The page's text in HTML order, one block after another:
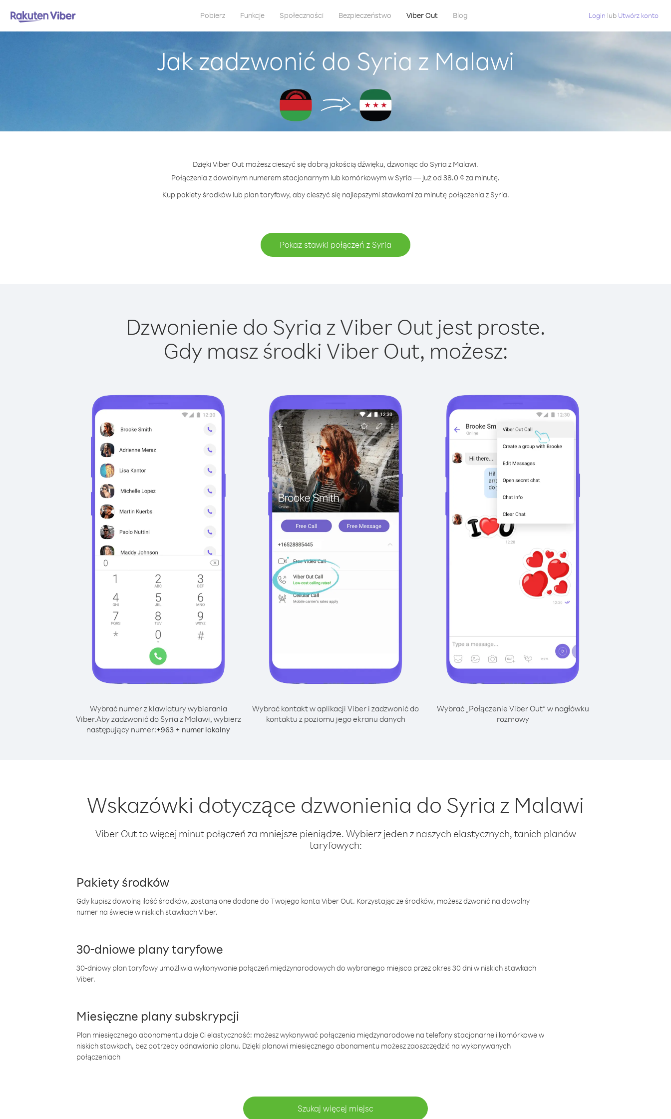
Pobierz Funkcje Społeczności Bezpieczeństwo Viber Out Blog Login lub Utwórz konto
Jak zadzwonić do Syria z Malawi
Dzięki Viber Out możesz cieszyć się dobrą jakością dźwięku, dzwoniąc do Syria z Malawi.
Połączenia z dowolnym numerem stacjonarnym lub komórkowym w Syria — już od 38.0 ¢ za minutę.
Kup pakiety środków lub plan taryfowy, aby cieszyć się najlepszymi stawkami za minutę połączenia z Syria.
Pokaż stawki połączeń z Syria
Dzwonienie do Syria z Viber Out jest proste.
Gdy masz środki Viber Out, możesz:
Wybrać numer z klawiatury wybierania
Viber.Aby zadzwonić do Syria z Malawi, wybierz
następujący numer:+963 + numer lokalny
Wybrać kontakt w aplikacji Viber i zadzwonić do
kontaktu z poziomu jego ekranu danych
Wybrać „Połączenie Viber Out” w nagłówku
rozmowy
Wskazówki dotyczące dzwonienia do Syria z Malawi
Viber Out to więcej minut połączeń za mniejsze pieniądze. Wybierz jeden z naszych elastycznych, tanich planów
taryfowych:
Pakiety środków
Gdy kupisz dowolną ilość środków, zostaną one dodane do Twojego konta Viber Out. Korzystając ze środków, możesz dzwonić na dowolny
numer na świecie w niskich stawkach Viber.
30-dniowe plany taryfowe
30-dniowy plan taryfowy umożliwia wykonywanie połączeń międzynarodowych do wybranego miejsca przez okres 30 dni w niskich stawkach
Viber.
Miesięczne plany subskrypcji
Plan miesięcznego abonamentu daje Ci elastyczność: możesz wykonywać połączenia międzynarodowe na telefony stacjonarne i komórkowe w
niskich stawkach, bez potrzeby odnawiania planu. Dzięki planowi miesięcznego abonamentu możesz zaoszczędzić na wykonywanych
połączeniach
Szukaj więcej miejsc